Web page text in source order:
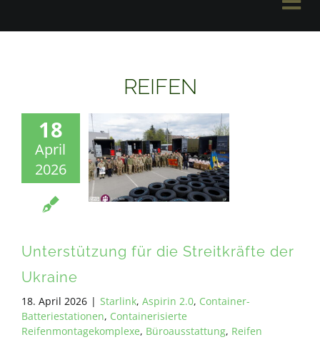
SOUVENIR SHOP
ALLE ANFORDERUNGEN
REIFEN
18
April
2026
Unterstützung für die Streitkräfte der
Ukraine
18. April 2026 | Starlink, Aspirin 2.0, Container-
Batteriestationen, Containerisierte
Reifenmontagekomplexe, Büroausstattung, Reifen